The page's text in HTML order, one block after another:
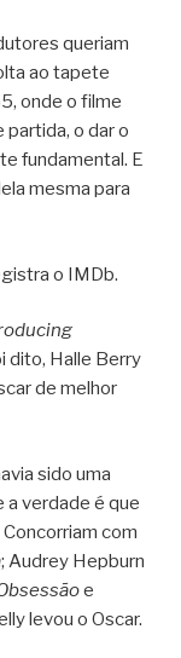
queriam
ao tapete
onde o filme
partida, o dar o
fundamental. E
mesma para
o IMDb.
dito, Halle Berry
de melhor
sido uma
a verdade é que
com
; Audrey Hepburn
e
levou o Oscar.